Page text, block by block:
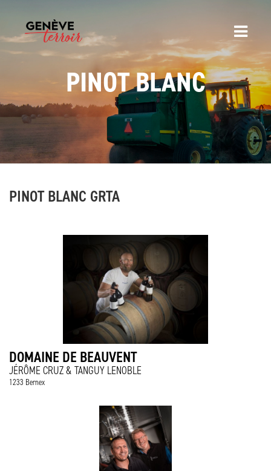
PINOT BLANC
PINOT BLANC GRTA
DOMAINE DE BEAUVENT
JÉRÔME CRUZ & TANGUY LENOBLE
1233 Bernex